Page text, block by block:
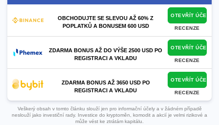
OBCHODUJTE SE SLEVOU AŽ 60% Z
POPLATKŮ A BONUSEM 600 USD
OTEVŘÍT ÚČET
RECENZE
ZDARMA BONUS AŽ DO VÝŠE 2500 USD PO
REGISTRACI A VKLADU
OTEVŘÍT ÚČET
RECENZE
ZDARMA BONUS AŽ 3650 USD PO
REGISTRACI A VKLADU
OTEVŘÍT ÚČET
RECENZE
Veškerý obsah v tomto článku slouží jen pro informační účely a v žádném případě
neslouží jako investiční rady. Investice do kryptoměn, komodit a akcií je velmi rizikové a
může vést ke ztrátám kapitálu.